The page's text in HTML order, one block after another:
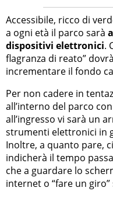
Accessibile, ricco di
a ogni età il parco sarà
dispositivi elettronici.
flagranza di reato”
incrementare il fondo
Per non cadere in
all’interno del parco
all’ingresso vi sarà un
strumenti elettronici in
Inoltre, a quanto pare,
indicherà il tempo
che a guardare lo
internet o “fare un